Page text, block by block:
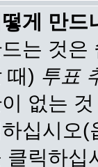
게 만드
는 것은
때) 투표
없는
십시오
릭하십